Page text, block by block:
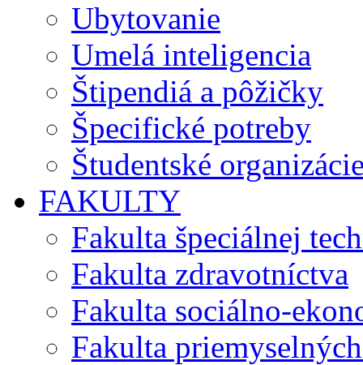
Ubytovanie
Umelá inteligencia
Štipendiá a pôžičky
Špecifické potreby
Študentské
FAKULTY
Fakulta špeciálnej
Fakulta zdravotníctva
Fakulta sociálno-
Fakulta